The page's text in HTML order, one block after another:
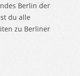
Berlin der
du alle
zu Berliner